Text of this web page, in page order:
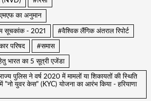
का अनुमान
सूचकांक - 2021 #वैश्विक लैंगिक अंतराल रिपोर्ट
परिषद #समास
भारत का 5 सूत्री एजेंडा
पुलिस ने वर्ष 2020 में मामलों या शिकायतों की स्थिति
"नो युवर केस" (KYC) योजना का आरंभ किया - हरियाणा